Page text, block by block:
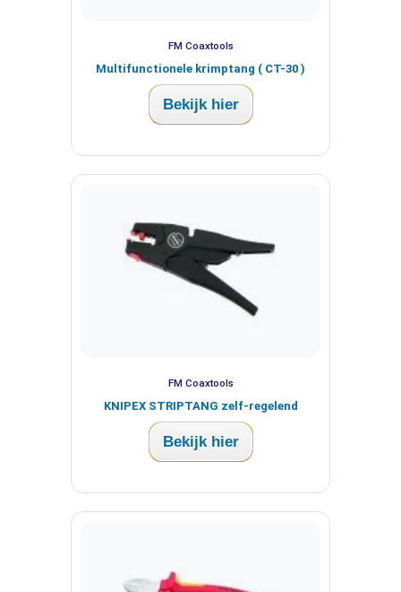
FM Coaxtools
Multifunctionele krimptang ( CT-30 )
Bekijk hier
FM Coaxtools
KNIPEX STRIPTANG zelf-regelend
Bekijk hier